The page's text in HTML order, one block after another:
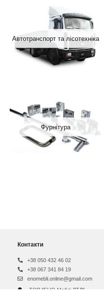
Автотранспорт та лісотехніка
Фурнітура
Контакти
+38 050 432 46 02
+38 067 341 84 19
enomebli.online@gmail.com
ТОВ "ЕНО Меблі ЛТД"